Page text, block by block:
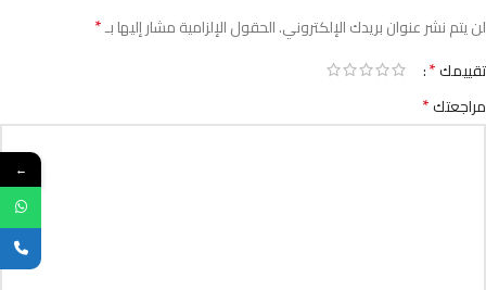
لن يتم نشر عنوان بريدك الإلكتروني.الحقول الإلزامية مشار إليها بـ*
تقييمك*
مراجعتك*
←